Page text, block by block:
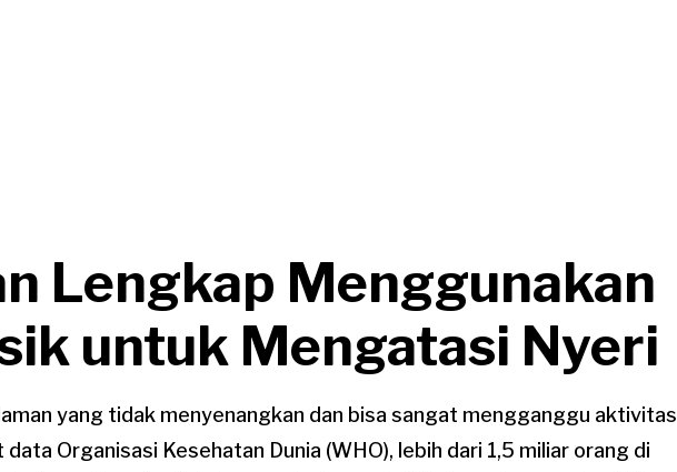
Lengkap Menggunakan
untuk Mengatasi Nyeri
yang tidak menyenangkan dan bisa sangat mengganggu aktivitas
Organisasi Kesehatan Dunia (WHO), lebih dari 1,5 miliar orang di